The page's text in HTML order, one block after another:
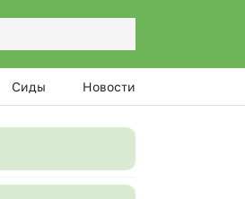
Сиды Новости